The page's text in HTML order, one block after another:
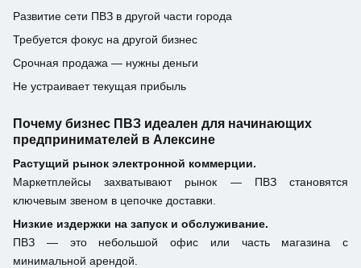
Развитие сети ПВЗ в другой части города
Требуется фокус на другой бизнес
Срочная продажа — нужны деньги
Не устраивает текущая прибыль
Почему бизнес ПВЗ идеален для начинающих
предпринимателей в Алексине
Растущий рынок электронной коммерции.
Маркетплейсы захватывают рынок — ПВЗ становятся
ключевым звеном в цепочке доставки.
Низкие издержки на запуск и обслуживание.
ПВЗ — это небольшой офис или часть магазина с
минимальной арендой.